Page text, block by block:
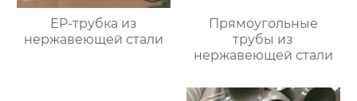
EP-трубка из
нержавеющей стали
Прямоугольные
трубы из
нержавеющей стали